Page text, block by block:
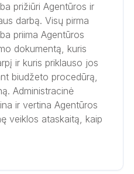
prižiūri Agentūros ir
darbą. Visų pirma
priima Agentūros
dokumentą, kuris
ir kuris priklauso jos
biudžeto procedūrą,
Administracinė
ir vertina Agentūros
veiklos ataskaitą, kaip